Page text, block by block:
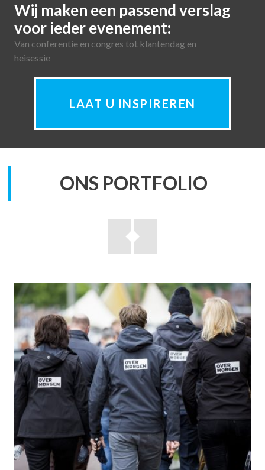
Wij maken een passend verslag
voor ieder evenement:
Van conferentie en congres tot klantendag en
heisessie
LAAT U INSPIREREN
ONS PORTFOLIO